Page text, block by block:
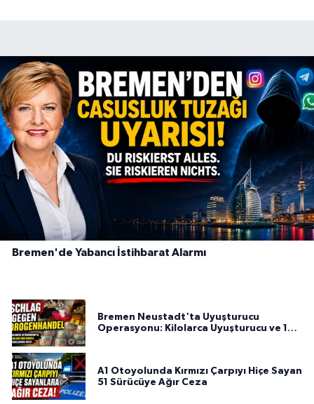
Bremen'de Yabancı İstihbarat Alarmı
Bremen Neustadt'ta Uyuşturucu
Operasyonu: Kilolarca Uyuşturucu ve 100
A1 Otoyolunda Kırmızı Çarpıyı Hiçe Sayan
51 Sürücüye Ağır Ceza